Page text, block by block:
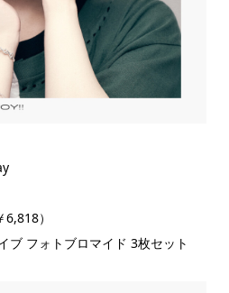
）
ブ フォトブロマイド 3枚セット